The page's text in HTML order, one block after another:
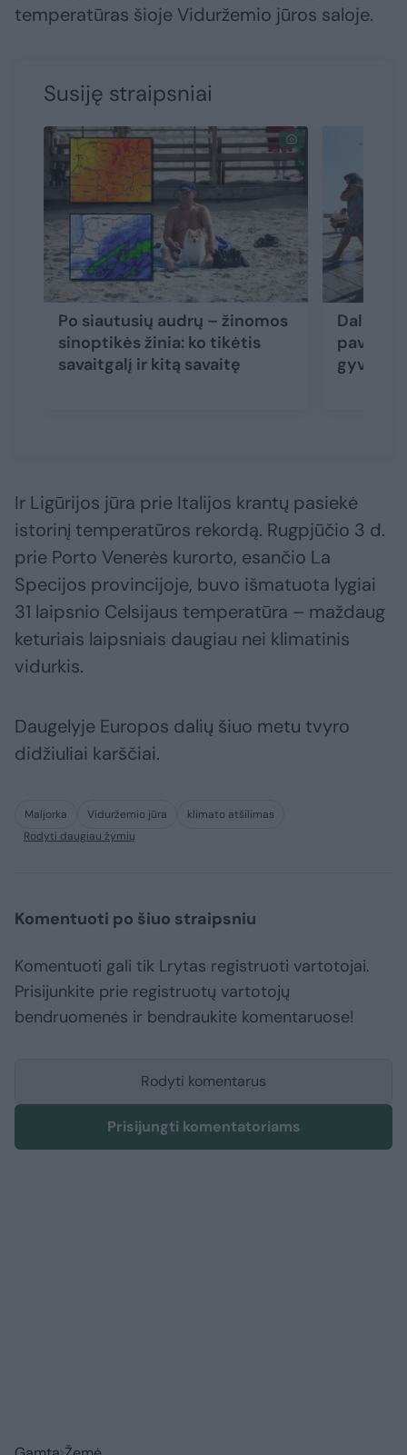
temperatūras šioje Viduržemio jūros saloje.
Susiję straipsniai
Po siautusių audrų – žinomos
sinoptikės žinia: ko tikėtis
savaitgalį ir kitą savaitę
Dalyje
Ir Ligūrijos jūra prie Italijos krantų pasiekė
istorinį temperatūros rekordą. Rugpjūčio 3 d.
prie Porto Venerės kurorto, esančio La
Specijos provincijoje, buvo išmatuota lygiai
31 laipsnio Celsijaus temperatūra – maždaug
keturiais laipsniais daugiau nei klimatinis
vidurkis.
Daugelyje Europos dalių šiuo metu tvyro
didžiuliai karščiai.
Maljorka Viduržemio jūra
klimato atšilimas
Rodyti daugiau žymių
Komentuoti po šiuo straipsniu
Komentuoti gali tik Lrytas registruoti vartotojai.
Prisijunkite prie registruotų vartotojų
bendruomenės ir bendraukite komentaruose!
Rodyti komentarus
Prisijungti komentatoriams